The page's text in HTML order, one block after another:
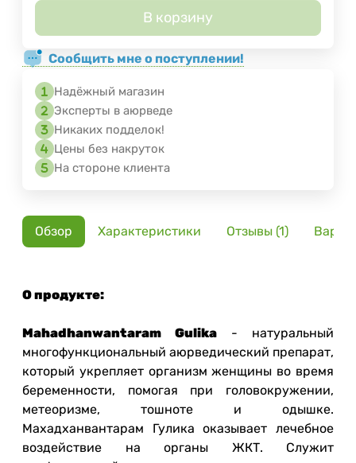
В корзину
Сообщить мне о поступлении!
Надёжный магазин
Эксперты в аюрведе
Никаких подделок!
Цены без накруток
На стороне клиента
Обзор Характеристики Отзывы (1)
О продукте:
Mahadhanwantaram Gulika - натуральный
многофункциональный аюрведический препарат,
который укрепляет организм женщины во время
беременности, помогая при головокружении,
метеоризме, тошноте и одышке.
Махадханвантарам Гулика оказывает лечебное
воздействие на органы ЖКТ. Служит